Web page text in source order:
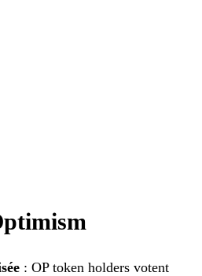
: OP token holders votent